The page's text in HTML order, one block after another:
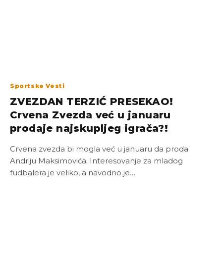
Sportske Vesti
ZVEZDAN TERZIĆ PRESEKAO!
Crvena Zvezda već u januaru
prodaje najskupljeg igrača?!
Crvena zvezda bi mogla već u januaru da proda
Andriju Maksimovića. Interesovanje za mladog
fudbalera je veliko, a navodno je…